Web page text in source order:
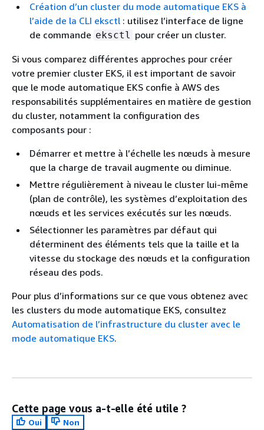
Création d’un cluster du mode automatique EKS à
l’aide de la CLI eksctl : utilisez l’interface de ligne
de commande eksctl pour créer un cluster.
Si vous comparez différentes approches pour créer
votre premier cluster EKS, il est important de savoir
que le mode automatique EKS confie à AWS des
responsabilités supplémentaires en matière de gestion
du cluster, notamment la configuration des
composants pour :
Démarrer et mettre à l’échelle les nœuds à mesure
que la charge de travail augmente ou diminue.
Mettre régulièrement à niveau le cluster lui-même
(plan de contrôle), les systèmes d’exploitation des
nœuds et les services exécutés sur les nœuds.
Sélectionner les paramètres par défaut qui
déterminent des éléments tels que la taille et la
vitesse du stockage des nœuds et la configuration
réseau des pods.
Pour plus d’informations sur ce que vous obtenez avec
les clusters du mode automatique EKS, consultez
Automatisation de l’infrastructure du cluster avec le
mode automatique EKS.
Cette page vous a-t-elle été utile ?
Oui
Non